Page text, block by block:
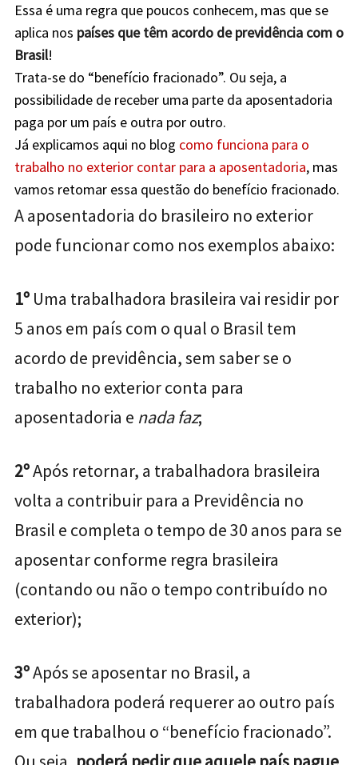
Essa é uma regra que poucos conhecem, mas que se
aplica nos países que têm acordo de previdência com o
Brasil!
Trata-se do “benefício fracionado”. Ou seja, a
possibilidade de receber uma parte da aposentadoria
paga por um país e outra por outro.
Já explicamos aqui no blog como funciona para o
trabalho no exterior contar para a aposentadoria, mas
vamos retomar essa questão do benefício fracionado.
A aposentadoria do brasileiro no exterior
pode funcionar como nos exemplos abaixo:
1º Uma trabalhadora brasileira vai residir por
5 anos em país com o qual o Brasil tem
acordo de previdência, sem saber se o
trabalho no exterior conta para
aposentadoria e nada faz;
2ºApós retornar, a trabalhadora brasileira
volta a contribuir para a Previdência no
Brasil e completa o tempo de 30 anos para se
aposentar conforme regra brasileira
(contando ou não o tempo contribuído no
exterior);
3ºApós se aposentar no Brasil, a
trabalhadora poderá requerer ao outro país
em que trabalhou o “benefício fracionado”.